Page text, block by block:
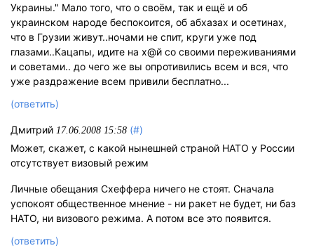
Украины." Мало того, что о своём, так и ещё и об
украинском народе беспокоится, об абхазах и осетинах,
что в Грузии живут..ночами не спит, круги уже под
глазами..Кацапы, идите на х@й со своими переживаниями
и советами.. до чего же вы опротивились всем и вся, что
уже раздражение всем привили бесплатно...
(ответить)
Дмитрий 17.06.2008 15:58 (#)
Может, скажет, с какой нынешней страной НАТО у России
отсутствует визовый режим
Личные обещания Схеффера ничего не стоят. Сначала
успокоят общественное мнение - ни ракет не будет, ни баз
НАТО, ни визового режима. А потом все это появится.
(ответить)